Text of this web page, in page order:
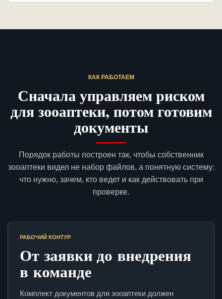
КАК РАБОТАЕМ
Сначала управляем риском
для зооаптеки, потом готовим
документы
Порядок работы построен так, чтобы собственник
зооаптеки видел не набор файлов, а понятную систему:
что нужно, зачем, кто ведет и как действовать при
проверке.
РАБОЧИЙ КОНТУР
От заявки до внедрения
в команде
Комплект документов для зооаптеки должен